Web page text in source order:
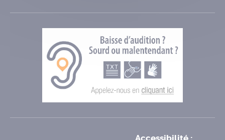
Accessibilité :